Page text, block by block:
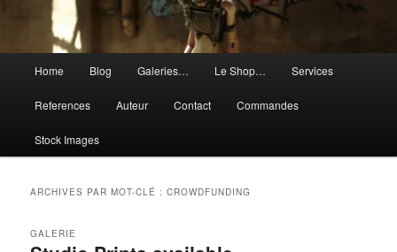
principal
Home Blog Galeries… Le Shop… Services
References Auteur Contact Commandes
Stock Images
ARCHIVES PAR MOT-CLÉ :CROWDFUNDING
GALERIE